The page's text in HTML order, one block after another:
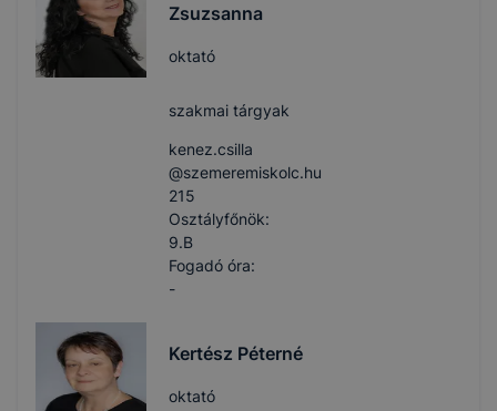
Zsuzsanna
oktató
szakmai tárgyak
kenez.csilla​
@szemeremiskolc.hu
215
Osztályfőnök:
9.B
Fogadó óra:
-
Kertész Péterné
oktató